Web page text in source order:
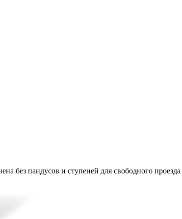
без пандусов и ступеней для свободного